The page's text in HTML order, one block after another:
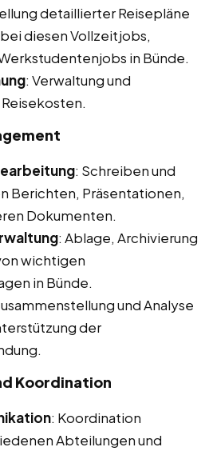
detaillierter Reisepläne
diesen Vollzeitjobs,
in Bünde.
: Verwaltung und
: Schreiben und
Berichten, Präsentationen,
Dokumenten.
: Ablage, Archivierung
wichtigen
in Bünde.
und Analyse
der
Koordination
: Koordination
Abteilungen und